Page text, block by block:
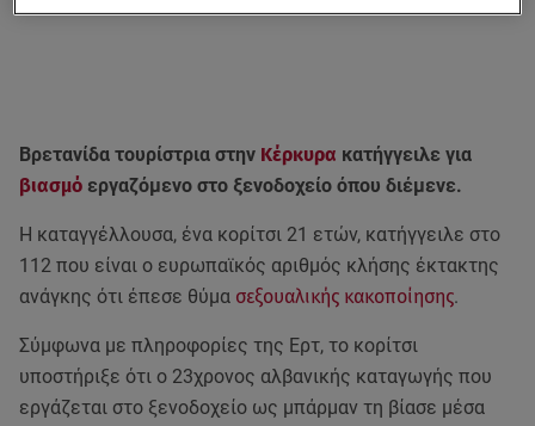
Βρετανίδα τουρίστρια στην Κέρκυρα κατήγγειλε για
βιασμό εργαζόμενο στο ξενοδοχείο όπου διέμενε.
Η καταγγέλλουσα, ένα κορίτσι 21 ετών, κατήγγειλε στο
112 που είναι ο ευρωπαϊκός αριθμός κλήσης έκτακτης
ανάγκης ότι έπεσε θύμα σεξουαλικής κακοποίησης.
Σύμφωνα με πληροφορίες της Ερτ, το κορίτσι
υποστήριξε ότι ο 23χρονος αλβανικής καταγωγής που
εργάζεται στο ξενοδοχείο ως μπάρμαν τη βίασε μέσα